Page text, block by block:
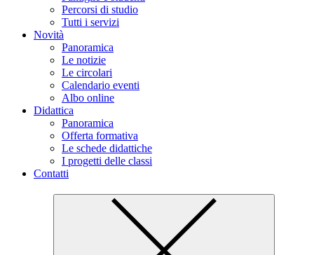
Percorsi di studio
Tutti i servizi
Novità
Panoramica
Le notizie
Le circolari
Calendario eventi
Albo online
Didattica
Panoramica
Offerta formativa
Le schede didattiche
I progetti delle classi
Contatti